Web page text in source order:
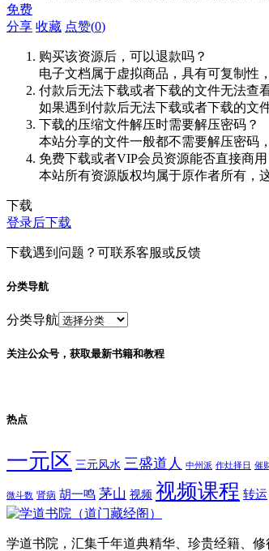
免费
分享 收藏 点赞(0)
购买该资源后，可以退款吗？
电子文档属于虚拟商品，具有可复制性
付款后无法下载或者下载的文件无法查
如果遇到付款后无法下载或者下载的文
下载的压缩文件解压时需要解压密码？
本站分享的文件一般都不需要解压密码
免费下载或者VIP会员资源能否直接商用
本站所有资源版权均属于原作者所有，
下载
登录后下载
下载遇到问题？可联系客服或反馈
分类导航
分类导航
关注公众号，获取最新书籍和教程
热点
一元区 三元风水 三盛道人 中州派 作灶择日 催
微斗数 肾病 胡一鸣 茅山 视频 视频课程 转运
学道书院，汇集千年道典精华、珍贵经籍、